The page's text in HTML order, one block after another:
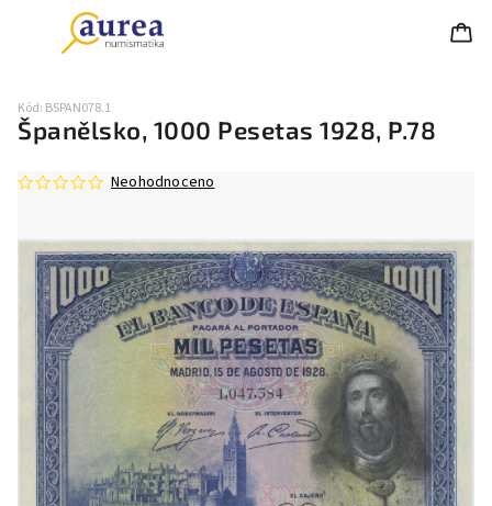
Španělsko, 1000 Pesetas 1928, P.78
Kód: BSPAN078.1
Neohodnoceno